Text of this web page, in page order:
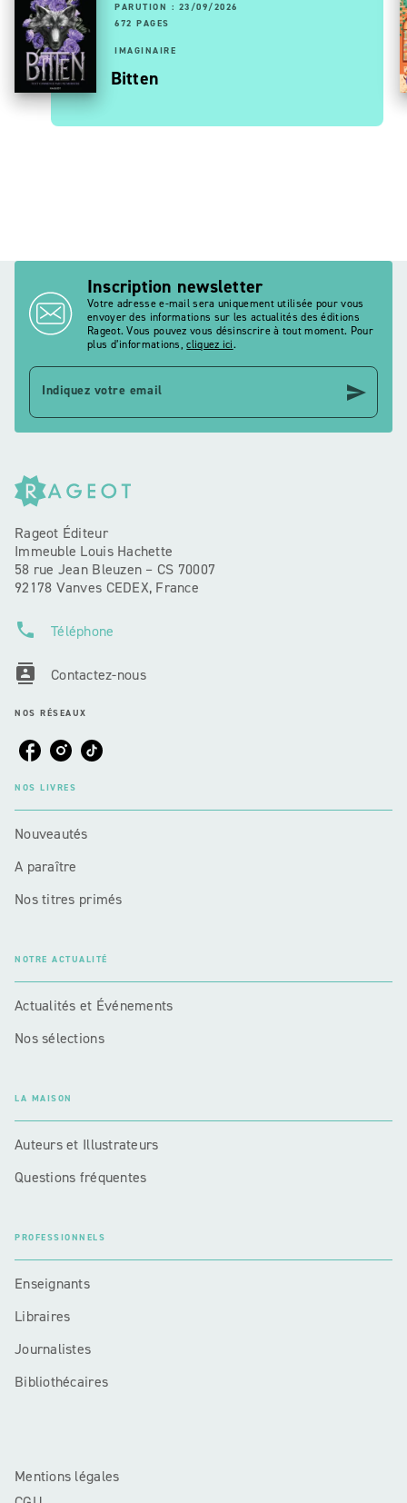
PARUTION : 23/09/2026
672 PAGES
IMAGINAIRE
Bitten
Inscription newsletter
Votre adresse e-mail sera uniquement utilisée pour vous
envoyer des informations sur les actualités des éditions
Rageot. Vous pouvez vous désinscrire à tout moment. Pour
plus d’informations,cliquez ici.
Indiquez votre email send
Rageot Éditeur
Immeuble Louis Hachette
58 rue Jean Bleuzen – CS 70007
92178 Vanves CEDEX, France
phone Téléphone
contacts Contactez-nous
NOS RÉSEAUX
NOS LIVRES
Nouveautés
A paraître
Nos titres primés
NOTRE ACTUALITÉ
Actualités et Événements
Nos sélections
LA MAISON
Auteurs et Illustrateurs
Questions fréquentes
PROFESSIONNELS
Enseignants
Libraires
Journalistes
Bibliothécaires
Mentions légales